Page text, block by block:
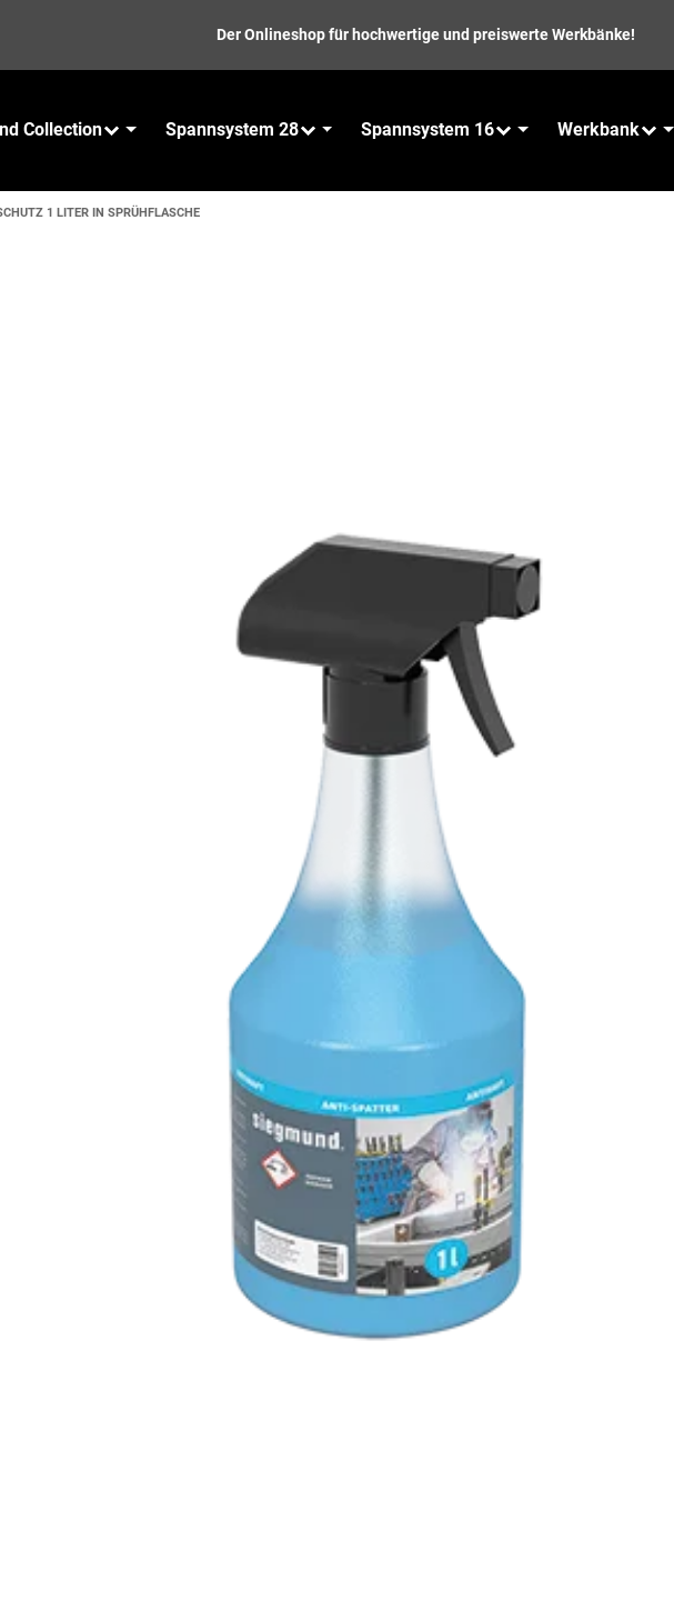
Der Onlineshop für hochwertige und preiswerte Werkbänke!
Collection Spannsystem 28 Spannsystem 16 Werkbank
1 LITER IN SPRÜHFLASCHE